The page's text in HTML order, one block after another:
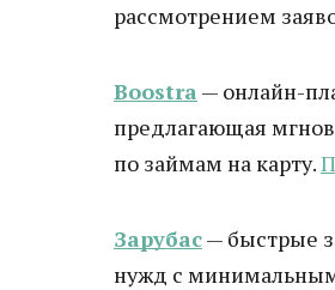
рассмотрением
Boostra — онлайн-
предлагающая
по займам на карту.
Зарубас— быстрые
нужд с